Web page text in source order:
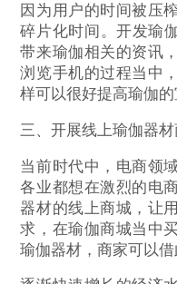
因为用户的时间被压
碎片化时间。开发瑜
带来瑜伽相关的资讯
浏览手机的过程当中
样可以很好提高瑜伽的
三、开展线上瑜伽器
当前时代中，电商领
各业都想在激烈的电
器材的线上商城，让
求，在瑜伽商城当中
瑜伽器材，商家可以